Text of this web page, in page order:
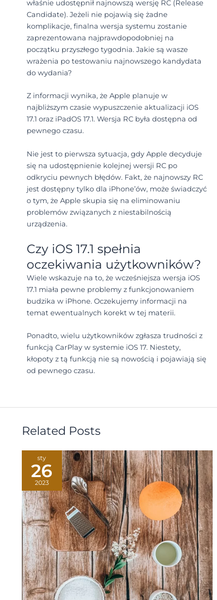
właśnie udostępnił najnowszą wersję RC (Release
Candidate). Jeżeli nie pojawią się żadne
komplikacje, finalna wersja systemu zostanie
zaprezentowana najprawdopodobniej na
początku przyszłego tygodnia. Jakie są wasze
wrażenia po testowaniu najnowszego kandydata
do wydania?
Z informacji wynika, że Apple planuje w
najbliższym czasie wypuszczenie aktualizacji iOS
17.1 oraz iPadOS 17.1. Wersja RC była dostępna od
pewnego czasu.
Nie jest to pierwsza sytuacja, gdy Apple decyduje
się na udostępnienie kolejnej wersji RC po
odkryciu pewnych błędów. Fakt, że najnowszy RC
jest dostępny tylko dla iPhone’ów, może świadczyć
o tym, że Apple skupia się na eliminowaniu
problemów związanych z niestabilnością
urządzenia.
Czy iOS 17.1 spełnia
oczekiwania użytkowników?
Wiele wskazuje na to, że wcześniejsza wersja iOS
17.1 miała pewne problemy z funkcjonowaniem
budzika w iPhone. Oczekujemy informacji na
temat ewentualnych korekt w tej materii.
Ponadto, wielu użytkowników zgłasza trudności z
funkcją CarPlay w systemie iOS 17. Niestety,
kłopoty z tą funkcją nie są nowością i pojawiają się
od pewnego czasu.
Related Posts
sty
26
2023